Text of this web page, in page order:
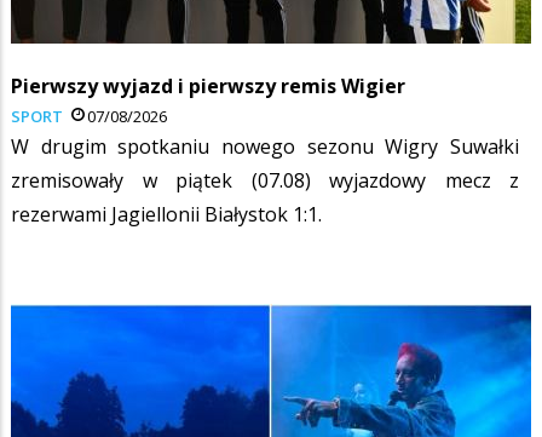
Pierwszy wyjazd i pierwszy remis Wigier
SPORT 07/08/2026
W drugim spotkaniu nowego sezonu Wigry Suwałki
zremisowały w piątek (07.08) wyjazdowy mecz z
rezerwami Jagiellonii Białystok 1:1.